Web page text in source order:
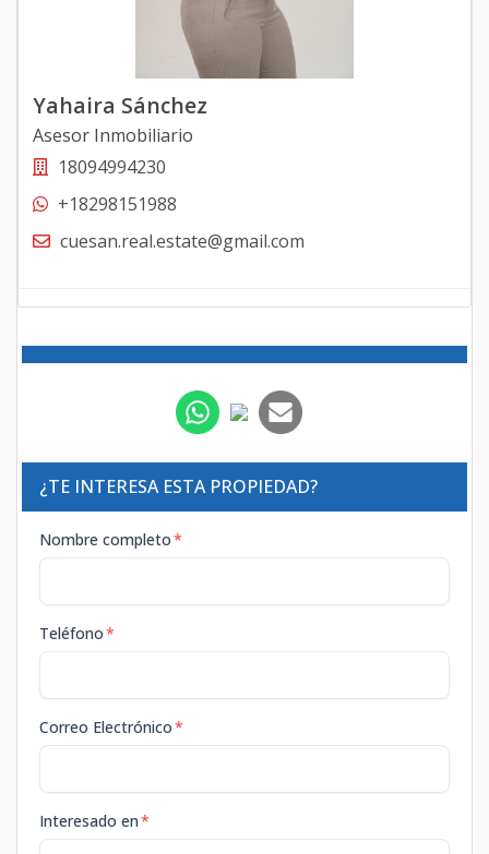
Yahaira Sánchez
Asesor Inmobiliario
18094994230
+18298151988
cuesan.real.estate@gmail.com
¿TE INTERESA ESTA PROPIEDAD?
Nombre completo*
Teléfono*
Correo Electrónico*
Interesado en*